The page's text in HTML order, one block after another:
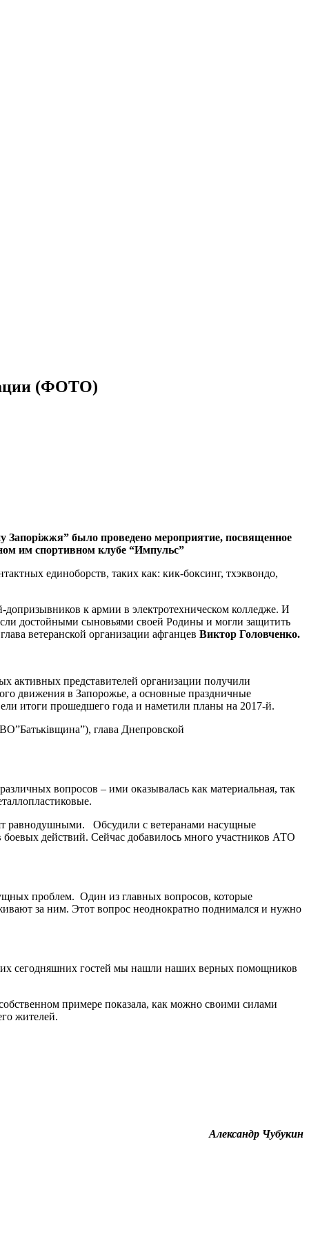
(ФОТО)
Запоріжжя” было проведено мероприятие, посвященное
им спортивном клубе “Импульс”
единоборств, таких как: кик-боксинг, тхэквондо,
к армии в электротехническом колледже. И
достойными сыновьями своей Родины и могли защитить
ветеранской организации афганцев Виктор Головченко.
активных представителей организации получили
движения в Запорожье, а основные праздничные
итоги прошедшего года и наметили планы на 2017-й.
глава Днепровской
вопросов – ими оказывалась как материальная, так
равнодушными. Обсудили с ветеранами насущные
действий. Сейчас добавилось много участников АТО
проблем. Один из главных вопросов, которые
за ним. Этот вопрос неоднократно поднимался и нужно
сегодняшних гостей мы нашли наших верных помощников
примере показала, как можно своими силами
жителей.
Александр Чубукин